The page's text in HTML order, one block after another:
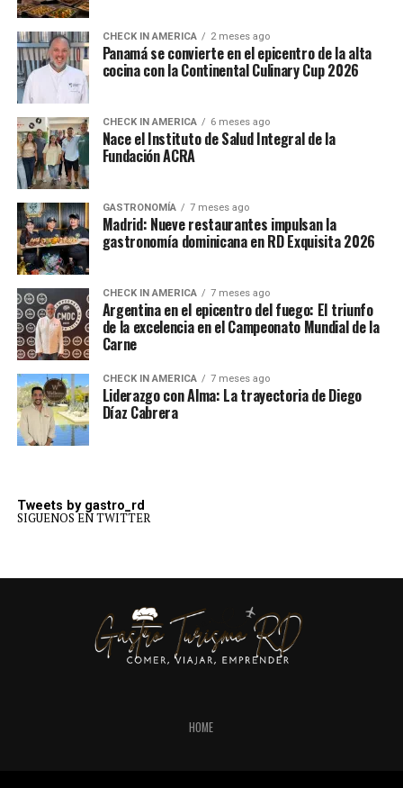
CHECK IN AMERICA 2 meses ago
Panamá se convierte en el epicentro de la alta
cocina con la Continental Culinary Cup 2026
CHECK IN AMERICA 6 meses ago
Nace el Instituto de Salud Integral de la
Fundación ACRA
GASTRONOMÍA 7 meses ago
Madrid: Nueve restaurantes impulsan la
gastronomía dominicana en RD Exquisita 2026
CHECK IN AMERICA 7 meses ago
Argentina en el epicentro del fuego: El triunfo
de la excelencia en el Campeonato Mundial de la
Carne
CHECK IN AMERICA 7 meses ago
Liderazgo con Alma: La trayectoria de Diego
Díaz Cabrera
Tweets by gastro_rd
SIGUENOS EN TWITTER
HOME